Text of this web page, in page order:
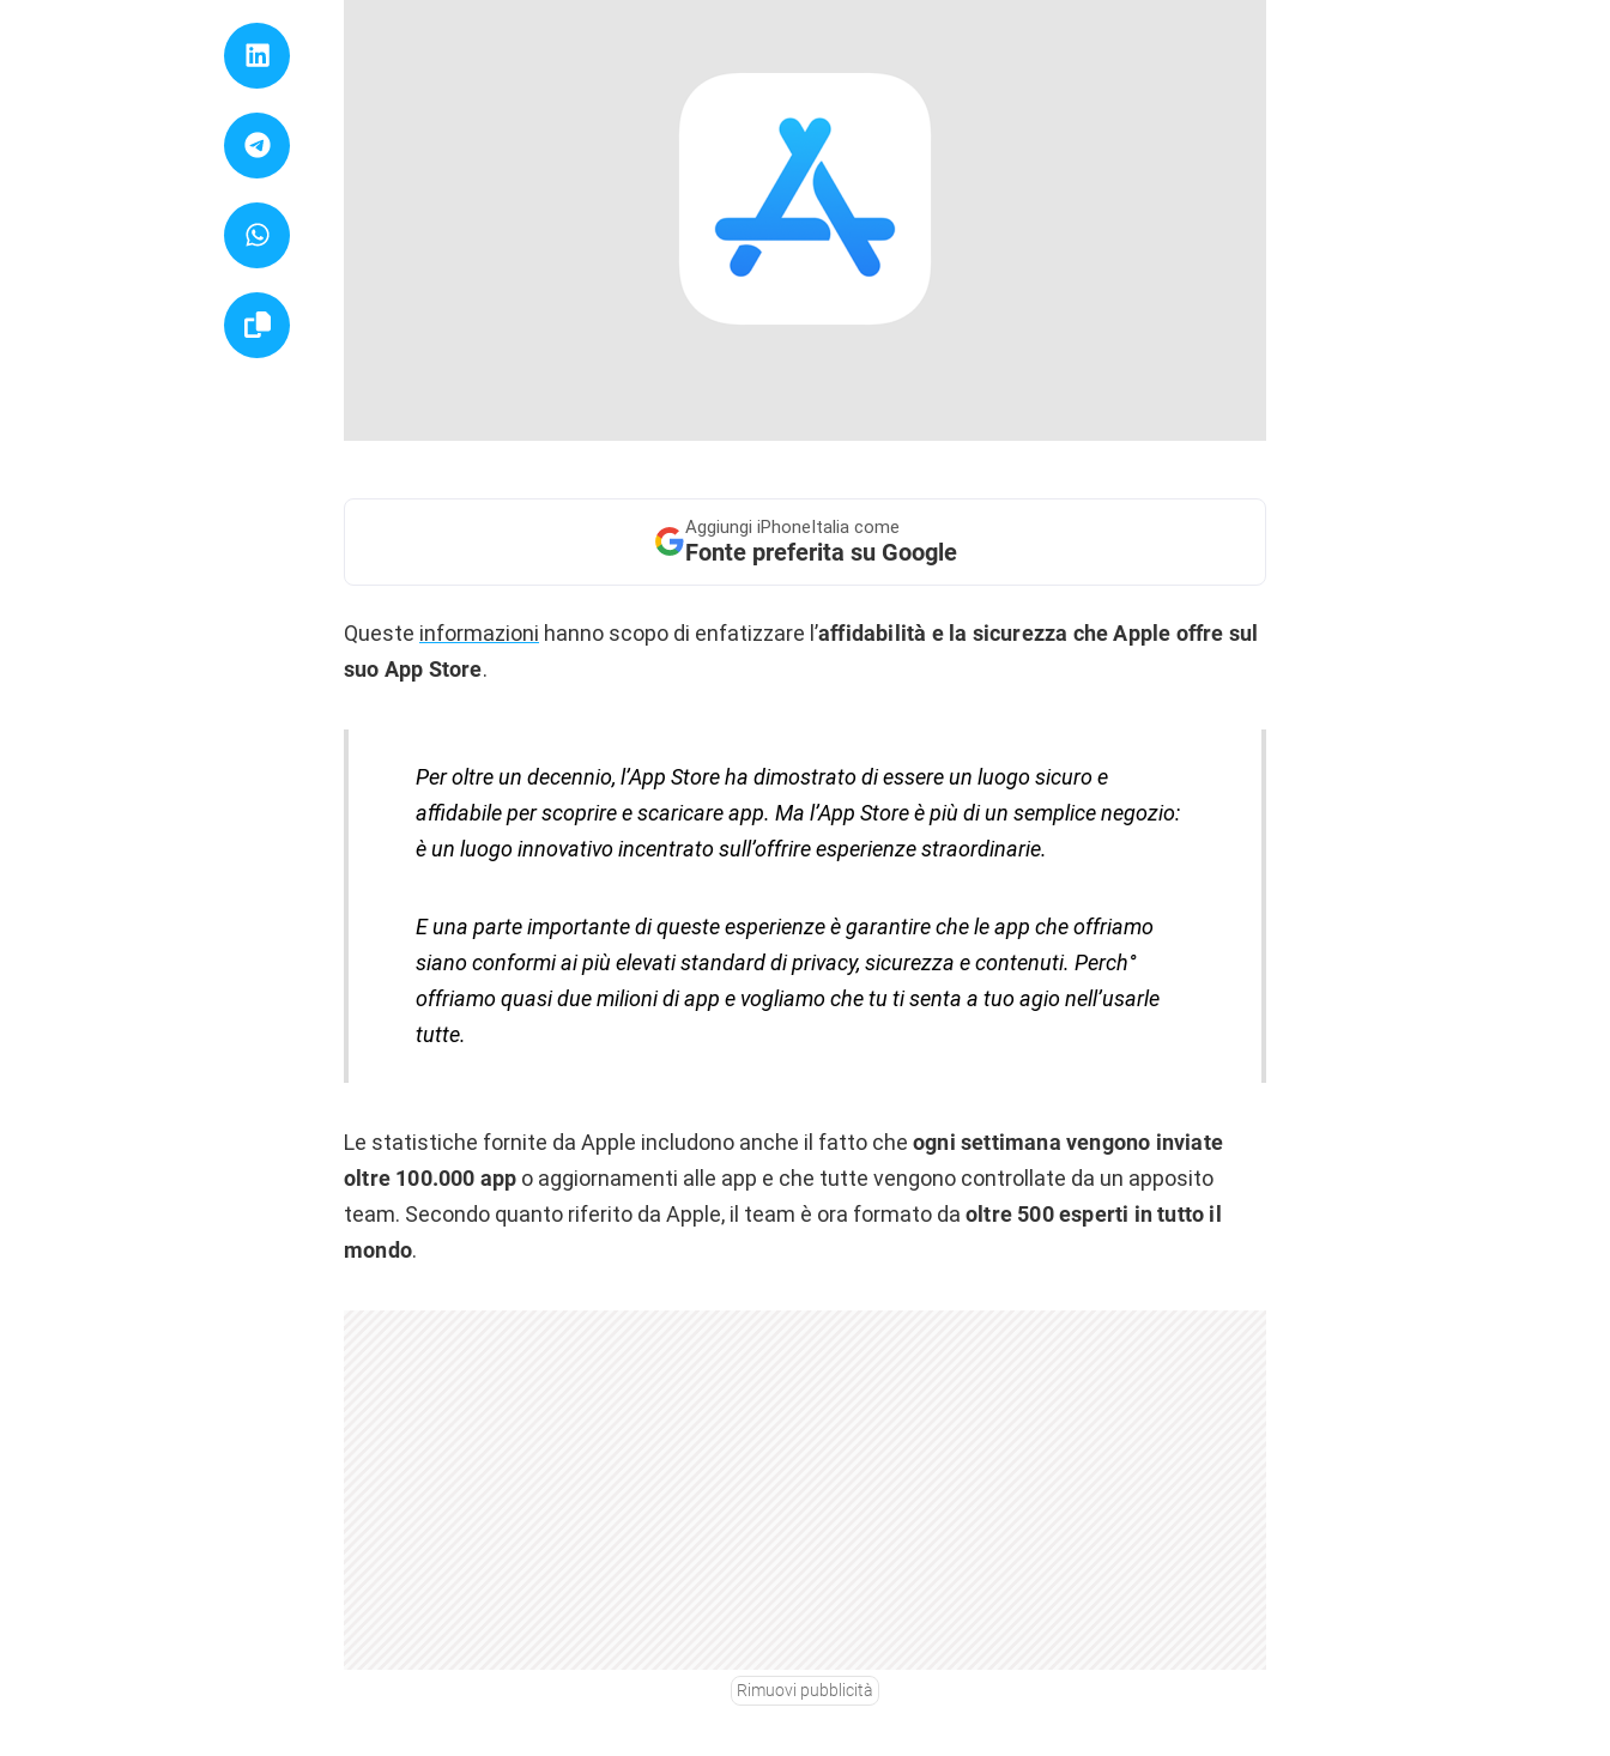
Aggiungi iPhoneItalia come
Fonte preferita su Google
Queste informazioni hanno scopo di enfatizzare l’affidabilità e la sicurezza che Apple offre sul
suo App Store.
Per oltre un decennio, l’App Store ha dimostrato di essere un luogo sicuro e
affidabile per scoprire e scaricare app. Ma l’App Store è più di un semplice negozio:
è un luogo innovativo incentrato sull’offrire esperienze straordinarie.
E una parte importante di queste esperienze è garantire che le app che offriamo
siano conformi ai più elevati standard di privacy, sicurezza e contenuti. Perch°
offriamo quasi due milioni di app e vogliamo che tu ti senta a tuo agio nell’usarle
tutte.
Le statistiche fornite da Apple includono anche il fatto che ogni settimana vengono inviate
oltre 100.000 app o aggiornamenti alle app e che tutte vengono controllate da un apposito
team. Secondo quanto riferito da Apple, il team è ora formato da oltre 500 esperti in tutto il
mondo.
Rimuovi pubblicità